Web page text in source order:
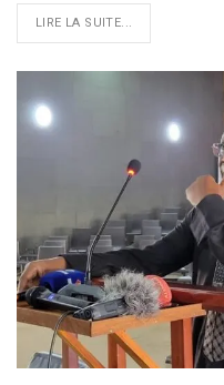
LIRE LA SUITE...